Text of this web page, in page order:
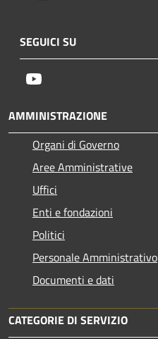
SEGUICI SU
AMMINISTRAZIONE
Organi di Governo
Aree Amministrative
Uffici
Enti e fondazioni
Politici
Personale Amministrativo
Documenti e dati
CATEGORIE DI SERVIZIO